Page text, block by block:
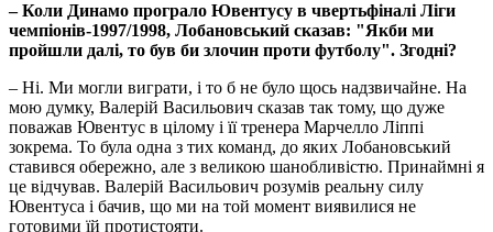
– Коли Динамо програло Ювентусу в чвертьфіналі Ліги
чемпіонів-1997/1998, Лобановський сказав: "Якби ми
пройшли далі, то був би злочин проти футболу". Згодні?
– Ні. Ми могли виграти, і то б не було щось надзвичайне. На
мою думку, Валерій Васильович сказав так тому, що дуже
поважав Ювентус в цілому і її тренера Марчелло Ліппі
зокрема. То була одна з тих команд, до яких Лобановський
ставився обережно, але з великою шанобливістю. Принаймні я
це відчував. Валерій Васильович розумів реальну силу
Ювентуса і бачив, що ми на той момент виявилися не
готовими їй протистояти.